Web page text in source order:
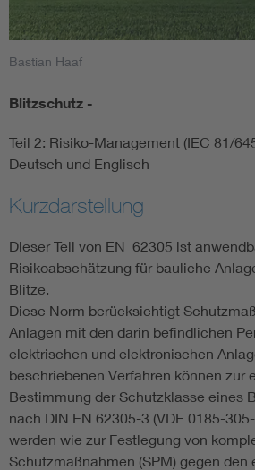
Smart Cities
DIN VDE 0100 für sichere
Elektrofachkraft (EFK)
Bastian Haaf
Blitzschutz -
Teil 2: Risiko-Management (IEC 81/
Deutsch und Englisch
Kurzdarstellung
Dieser Teil von EN 62305 ist
Risikoabschätzung für bauliche
Blitze.
Diese Norm berücksichtigt
Anlagen mit den darin befindlichen
elektrischen und elektronischen
beschriebenen Verfahren können zur
Bestimmung der Schutzklasse eines
nach DIN EN 62305-3 (VDE 0185-
werden wie zur Festlegung von
Schutzmaßnahmen (SPM) gegen